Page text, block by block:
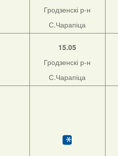
Гродзенскі р-н
С.Чарапіца
15.05
Гродзенскі р-н
С.Чарапіца